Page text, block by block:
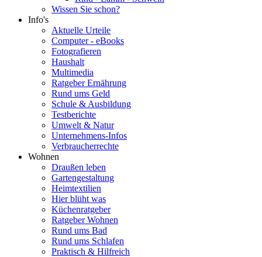
Wissen Sie schon?
Info's
Aktuelle Urteile
Computer - eBooks
Fotografieren
Haushalt
Multimedia
Ratgeber Ernährung
Rund ums Geld
Schule & Ausbildung
Testberichte
Umwelt & Natur
Unternehmens-Infos
Verbraucherrechte
Wohnen
Draußen leben
Gartengestaltung
Heimtextilien
Hier blüht was
Küchenratgeber
Ratgeber Wohnen
Rund ums Bad
Rund ums Schlafen
Praktisch & Hilfreich